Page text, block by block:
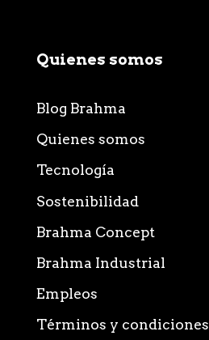
Quienes somos
Blog Brahma
Quienes somos
Tecnología
Sostenibilidad
Brahma Concept
Brahma Industrial
Empleos
Términos y condiciones